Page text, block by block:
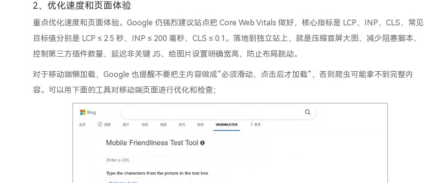
2、优化速度和页面体验
重点优化速度和页面体验。Google 仍强烈建议站点把 Core Web Vitals 做好，核心指标是 LCP、INP、CLS，常见
目标值分别是 LCP ≤ 2.5 秒、INP ≤ 200 毫秒、CLS ≤ 0.1。落地到独立站上，就是压缩首屏大图、减少阻塞脚本、
控制第三方插件数量、延迟非关键 JS、给图片设置明确宽高、防止布局跳动。
对于移动端懒加载，Google 也提醒不要把主内容做成“必须滑动、点击后才加载”，否则爬虫可能拿不到完整内
容。可以用下面的工具对移动端页面进行优化和检查；